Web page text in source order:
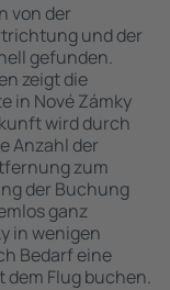
von der
und der
gefunden.
zeigt die
in Nové Zámky
wird durch
Anzahl der
zum
der Buchung
ganz
in wenigen
Bedarf eine
Flug buchen.